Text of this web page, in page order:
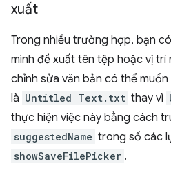
xuất
Trong nhiều trường hợp, bạn
mình đề xuất tên tệp hoặc vị trí
chỉnh sửa văn bản có thể
là Untitled Text.txt thay vì
thực hiện việc này bằng cách
suggestedName trong số các
showSaveFilePicker .